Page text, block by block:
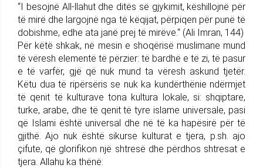
“I besojnë All-llahut dhe ditës së gjykimit, këshillojnë për
të mirë dhe largojnë nga të këqijat, përpiqen për punë të
dobishme, edhe ata janë prej të mirëve.“ (Ali Imran, 144)
Për këtë shkak, në mesin e shoqërisë muslimane mund
të vëresh elementë të përzier: të bardhë e të zi, të pasur
e të varfër, gjë që nuk mund ta vëresh askund tjetër.
Këtu dua të ripërsëris se nuk ka kundërthënie ndërmjet
të qenit të kulturave tona kultura lokale, si: shqiptare,
turke, arabe, dhe të qenit të tyre islame universale, pasi
që Islami është universal dhe në të ka hapësirë për të
gjithë. Ajo nuk është sikurse kulturat e tjera, p.sh. ajo
çifute, që glorifikon një shtresë dhe përdhos shtresat e
tjera. Allahu ka thënë: